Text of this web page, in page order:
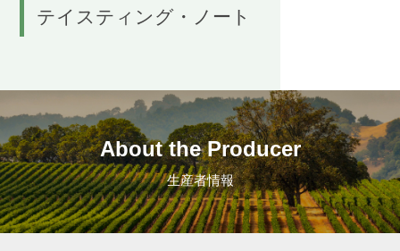
テイスティング・ノート
About the Producer
生産者情報